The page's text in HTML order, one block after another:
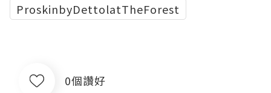
ProskinbyDettolatTheForest
0個讚好